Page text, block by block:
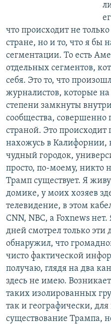
что происходит не
стране, но и то, что я бы
сегментации. То есть
отдельных сегментов,
себя. Это то, что
журналистов, которые
степени замкнуты
сообщества, совершенно
страной. Это происходит
нахожусь в Калифорнии,
чудный городок,
просто, по-моему, никто
Трамп существует. Я
домике, у моих хозяев
телевидение, в этом
CNN, NBС, а Foxnews
дней смотрел только
обнаружил, что
чисто фактической
получаю, глядя на два
здесь не имею.
таких изолированных
так и географически,
существование Трампа,